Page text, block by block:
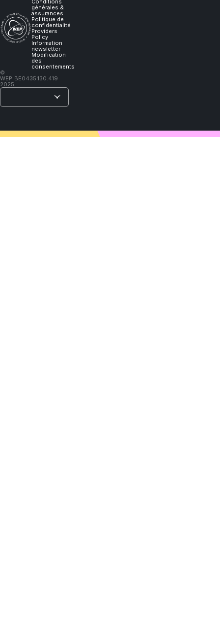
Conditions
générales &
assurances
Politique de
confidentialité
Providers
Policy
Information
newsletter
Modification
des
consentements
©
WEP
2025
BE0435.130.419
will
learn."
Lao